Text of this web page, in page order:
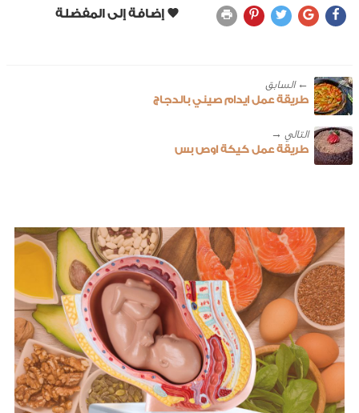
← ‎السابق
طريقة عمل ايدام صيني بالدجاج
طريقة عمل كيكة اوص بس